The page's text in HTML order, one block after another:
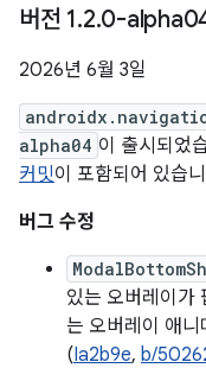
버전 1.2.0-
2026년 6월 3일
alpha04 이 출시되었
커밋이 포함되어 있습
버그 수정
있는 오버레이가
는 오버레이 애
(Ia2b9e, b/